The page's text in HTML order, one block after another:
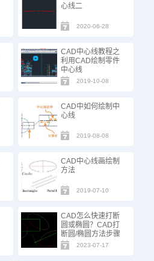
心线二
2020-06-28
CAD中心线教程之
利用CAD绘制零件
中心线
2019-10-08
CAD中如何绘制中
心线
2019-08-08
CAD中心线画绘制
方法
2019-07-10
CAD怎么快速打断
圆或椭圆？CAD打
断圆/椭圆方法步骤
2023-07-17